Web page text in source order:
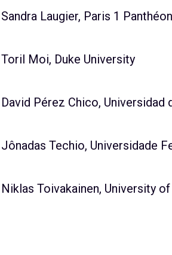
Sandra Laugier, Paris 1
Toril Moi, Duke University
David Pérez Chico, Universidad
Jônadas Techio, Universidade
Niklas Toivakainen, University